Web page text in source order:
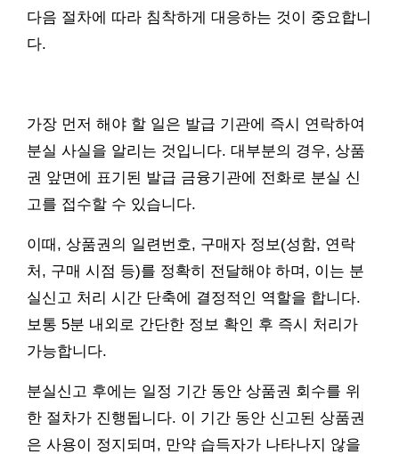
다음 절차에 따라 침착하게 대응하는 것이 중요합니
다.
가장 먼저 해야 할 일은 발급 기관에 즉시 연락하여
분실 사실을 알리는 것입니다. 대부분의 경우, 상품
권 앞면에 표기된 발급 금융기관에 전화로 분실 신
고를 접수할 수 있습니다.
이때, 상품권의 일련번호, 구매자 정보(성함, 연락
처, 구매 시점 등)를 정확히 전달해야 하며, 이는 분
실신고 처리 시간 단축에 결정적인 역할을 합니다.
보통 5분 내외로 간단한 정보 확인 후 즉시 처리가
가능합니다.
분실신고 후에는 일정 기간 동안 상품권 회수를 위
한 절차가 진행됩니다. 이 기간 동안 신고된 상품권
은 사용이 정지되며, 만약 습득자가 나타나지 않을